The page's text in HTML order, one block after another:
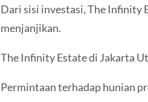
Dari sisi investasi, The Infinity
menjanjikan.
The Infinity Estate di Jakarta
Permintaan terhadap hunian